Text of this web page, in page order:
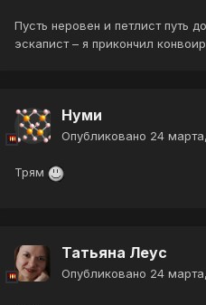
Пусть неровен и петлист путь
эскапист – я прикончил
Нуми
Опубликовано 24
Трям
Татьяна Леус
Опубликовано 24